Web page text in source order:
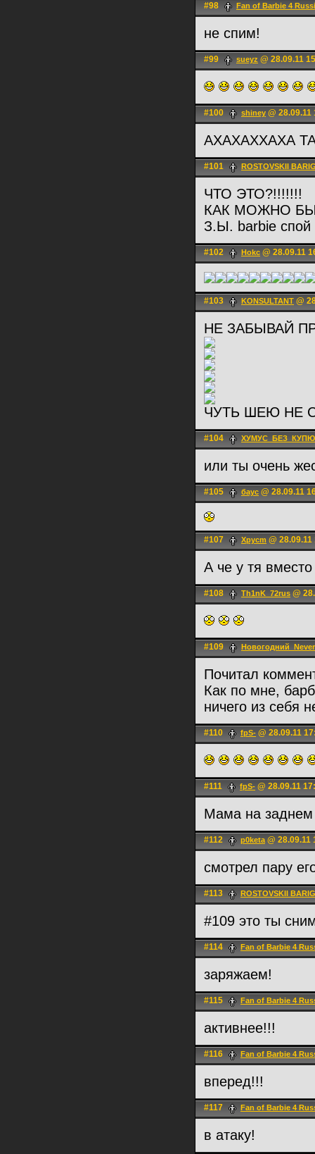
#98 Fan of Barbie 4
не спим!
#99 sueyz @ 28.09.11
#100 shiney @ 28.09.11
АХАХАХХАХА
#101 ROSTOVSKII
ЧТО ЭТО?!!!!!!!
КАК МОЖНО
З.Ы. barbie
#102 Hokc @ 28.09.11
#103 KONSULTANT @
НЕ ЗАБЫВАЙ
ЧУТЬ ШЕЮ НЕ
#104
или ты очень
#105 баус @ 28.09.11
#107 Xpycm @ 28.09.11
А че у тя
#108 Th1nK_72rus @
#109
Почитал
Как по мне,
ничего из себя
#110 fpS- @ 28.09.11
#111 fpS- @ 28.09.11
Мама на
#112 p0keta@ 28.09.11
смотрел пару
#113 ROSTOVSKII
#109 это ты
#114 Fan of Barbie 4
заряжаем!
#115 Fan of Barbie 4
активнее!!!
#116 Fan of Barbie 4
вперед!!!
#117 Fan of Barbie 4
в атаку!